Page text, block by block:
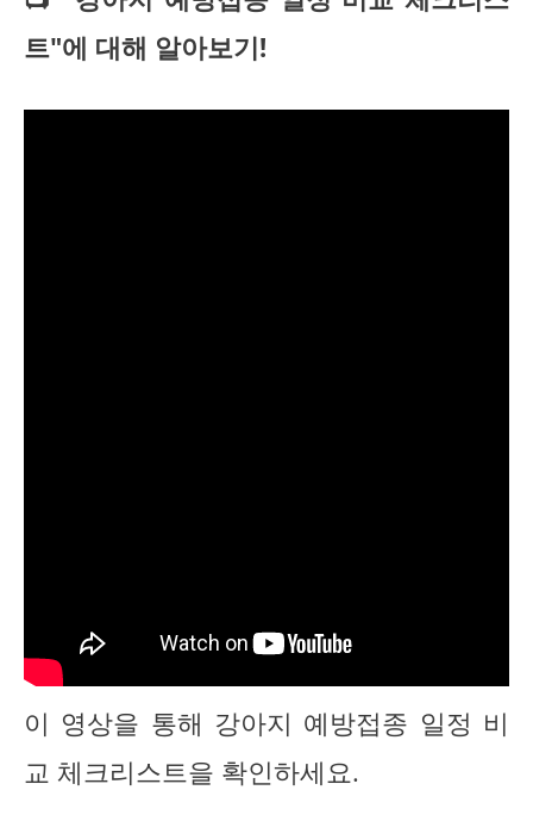
트"에 대해 알아보기!
이 영상을 통해 강아지 예방접종 일정 비
교 체크리스트을 확인하세요.